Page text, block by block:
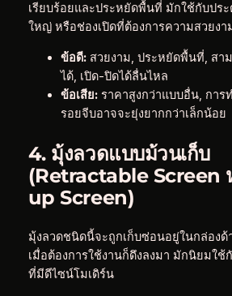
เรียบร้อยและประหยัดพื้นที่ มักใช้กับปร
ใหญ่ หรือช่องเปิดที่ต้องการความสวยงา
ข้อดี:สวยงาม, ประหยัดพื้นที่, สา
ได้, เปิด-ปิดได้ลื่นไหล
ข้อเสีย:ราคาสูงกว่าแบบอื่น, การ
รอยจีบอาจจะยุ่งยากกว่าเล็กน้อย
4. มุ้งลวดแบบม้วนเก็บ
(Retractable Screen
up Screen)
มุ้งลวดชนิดนี้จะถูกเก็บซ่อนอยู่ในกล่อง
เมื่อต้องการใช้งานก็ดึงลงมา มักนิยมใช้
ที่มีดีไซน์โมเดิร์น